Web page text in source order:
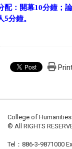
配：開幕10分鐘；
5分鐘。
College of Humanities
© All RIGHTS
Tel：886-3-9871000